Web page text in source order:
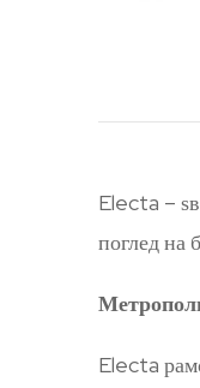
Electa –
поглед на
Electa